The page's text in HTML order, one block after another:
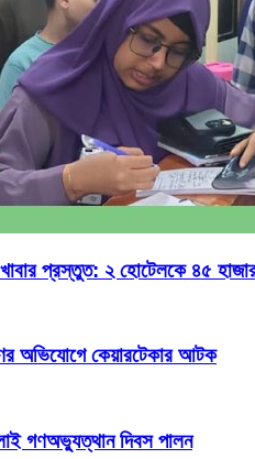
খাবার প্রস্তুত: ২ হোটেলকে ৪৫ হাজার
অভিযোগে কেয়ারটেকার আটক
গণঅভ্যুত্থান দিবস পালন